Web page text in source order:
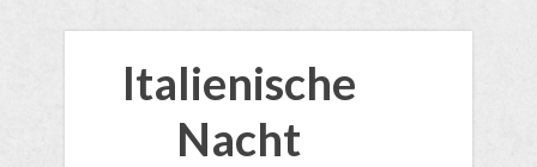
Italienische
Nacht